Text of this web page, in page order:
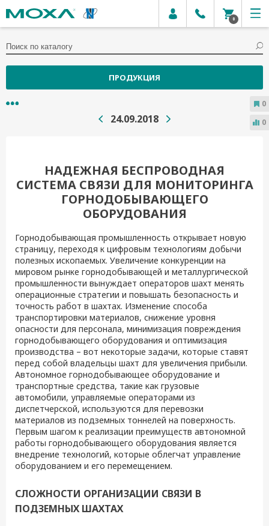
0
ПРОДУКЦИЯ
24.09.2018
НАДЕЖНАЯ БЕСПРОВОДНАЯ
СИСТЕМА СВЯЗИ ДЛЯ МОНИТОРИНГА
ГОРНОДОБЫВАЮЩЕГО
ОБОРУДОВАНИЯ
Горнодобывающая промышленность открывает новую
страницу, переходя к цифровым технологиям добычи
полезных ископаемых. Увеличение конкуренции на
мировом рынке горнодобывающей и металлургической
промышленности вынуждает операторов шахт менять
операционные стратегии и повышать безопасность и
точность работ в шахтах. Изменение способа
транспортировки материалов, снижение уровня
опасности для персонала, минимизация повреждения
горнодобывающего оборудования и оптимизация
производства – вот некоторые задачи, которые ставят
перед собой владельцы шахт для увеличения прибыли.
Автономное горнодобывающее оборудование и
транспортные средства, такие как грузовые
автомобили, управляемые операторами из
диспетчерской, используются для перевозки
материалов из подземных тоннелей на поверхность.
Первым шагом к реализации преимуществ автономной
работы горнодобывающего оборудования является
внедрение технологий, которые облегчат управление
оборудованием и его перемещением.
СЛОЖНОСТИ ОРГАНИЗАЦИИ СВЯЗИ В
ПОДЗЕМНЫХ ШАХТАХ
0
0